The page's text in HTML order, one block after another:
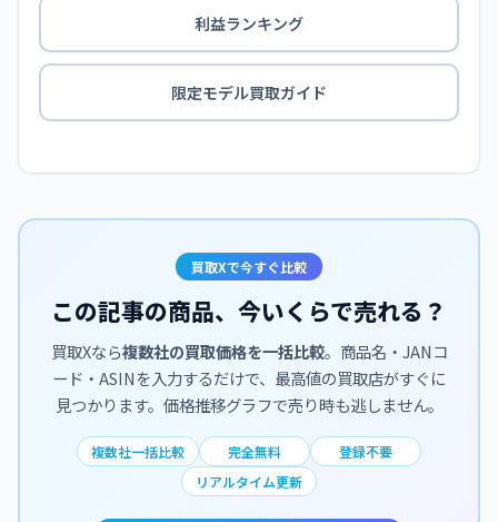
利益ランキング
限定モデル買取ガイド
買取Xで今すぐ比較
この記事の商品、今いくらで売れる？
買取Xなら複数社の買取価格を一括比較。商品名・JANコ
ード・ASINを入力するだけで、最高値の買取店がすぐに
見つかります。価格推移グラフで売り時も逃しません。
複数社一括比較 完全無料
登録不要
リアルタイム更新